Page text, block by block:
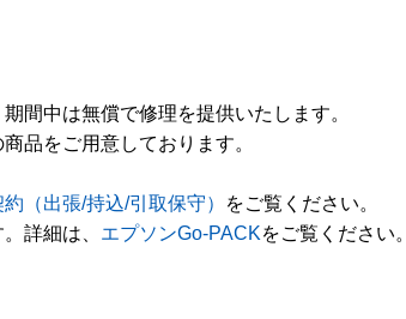
間中は無償で修理を提供いたします。
品をご用意しております。
（出張/持込/引取保守）
をご覧ください。
詳細は、 エプソンGo-PACKをご覧ください。